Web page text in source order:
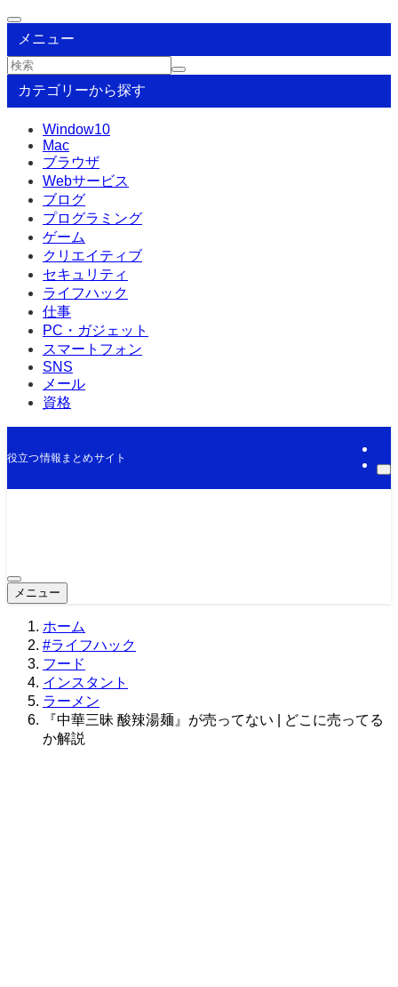
メニュー
カテゴリーから探す
Window10
Mac
ブラウザ
Webサービス
ブログ
プログラミング
ゲーム
クリエイティブ
セキュリティ
ライフハック
仕事
PC・ガジェット
スマートフォン
SNS
メール
資格
役立つ情報まとめサイト
メニュー
ホーム
#ライフハック
フード
インスタント
ラーメン
『中華三昧 酸辣湯麺』が売ってない | どこに売ってる
か解説